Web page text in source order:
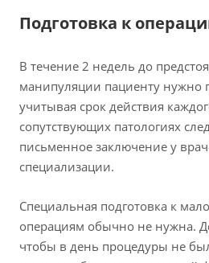
Подготовка к
В течение 2 недель до
манипуляции пациенту нужно
учитывая срок действия
сопутствующих патологиях
письменное заключение у
специализации.
Специальная подготовка к
операциям обычно не нужна.
чтобы в день процедуры не